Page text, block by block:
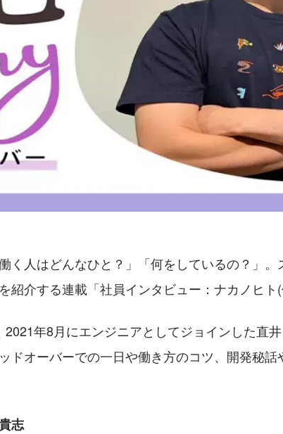
く人はどんなひと？」「何をしているの？」
紹介する連載「社員インタビュー：ナカノヒト
年8月にエンジニアとしてジョインした直
ドオーバーでの一日や働き方のコツ、開発秘
志